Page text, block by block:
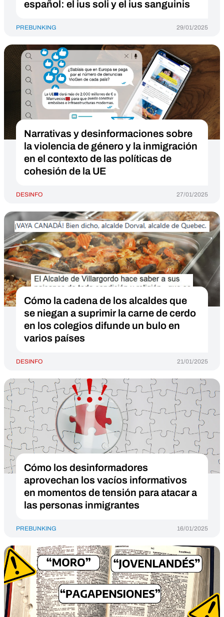
español: el ius soli y el ius sanguinis
PREBUNKING 29/01/2025
Narrativas y desinformaciones sobre
la violencia de género y la inmigración
en el contexto de las políticas de
cohesión de la UE
DESINFO 27/01/2025
Cómo la cadena de los alcaldes que
se niegan a suprimir la carne de cerdo
en los colegios difunde un bulo en
varios países
DESINFO 21/01/2025
Cómo los desinformadores
aprovechan los vacíos informativos
en momentos de tensión para atacar a
las personas inmigrantes
PREBUNKING 16/01/2025